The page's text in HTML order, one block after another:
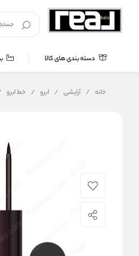
دسته بندی های کالا
خانه / آرایشی / ابرو / خط ابرو